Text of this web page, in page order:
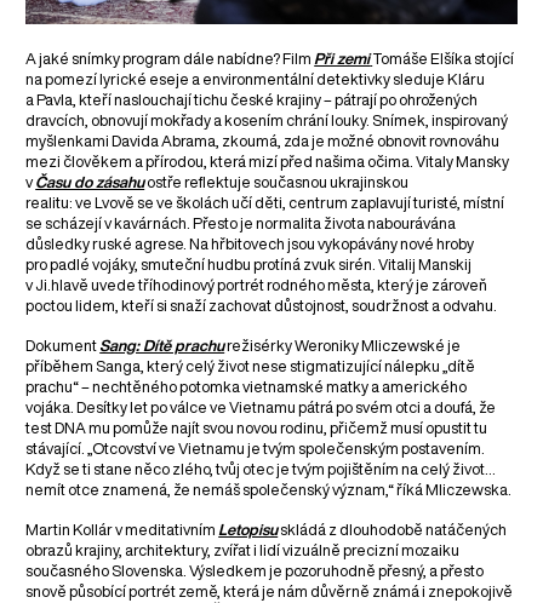
A jaké snímky program dále nabídne? Film Při zemi Tomáše Elšíka stojící
na pomezí lyrické eseje a environmentální detektivky sleduje Kláru
a Pavla, kteří naslouchají tichu české krajiny – pátrají po ohrožených
dravcích, obnovují mokřady a kosením chrání louky. Snímek, inspirovaný
myšlenkami Davida Abrama, zkoumá, zda je možné obnovit rovnováhu
mezi člověkem a přírodou, která mizí před našima očima. Vitaly Mansky
vČasu do zásahuostře reflektuje současnou ukrajinskou
realitu: ve Lvově se ve školách učí děti, centrum zaplavují turisté, místní
se scházejí v kavárnách. Přesto je normalita života nabourávána
důsledky ruské agrese. Na hřbitovech jsou vykopávány nové hroby
pro padlé vojáky, smuteční hudbu protíná zvuk sirén. Vitalij Manskij
v Ji.hlavě uvede tříhodinový portrét rodného města, který je zároveň
poctou lidem, kteří si snaží zachovat důstojnost, soudržnost a odvahu.
Dokument Sang: Dítě prachurežisérky Weroniky Mliczewské je
příběhem Sanga, který celý život nese stigmatizující nálepku „dítě
prachu“ – nechtěného potomka vietnamské matky a amerického
vojáka. Desítky let po válce ve Vietnamu pátrá po svém otci a doufá, že
test DNA mu pomůže najít svou novou rodinu, přičemž musí opustit tu
stávající. „Otcovství ve Vietnamu je tvým společenským postavením.
Když se ti stane něco zlého, tvůj otec je tvým pojištěním na celý život…
nemít otce znamená, že nemáš společenský význam,“ říká Mliczewska.
Martin Kollár v meditativním Letopisuskládá z dlouhodobě natáčených
obrazů krajiny, architektury, zvířat i lidí vizuálně precizní mozaiku
současného Slovenska. Výsledkem je pozoruhodně přesný, a přesto
snově působící portrét země, která je nám důvěrně známá i znepokojivě